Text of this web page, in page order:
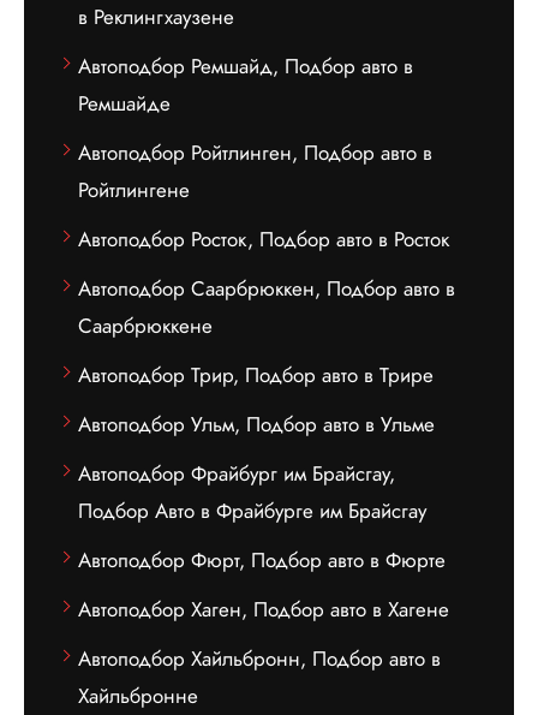
в Реклингхаузене
Автоподбор Ремшайд, Подбор авто в
Ремшайде
Автоподбор Ройтлинген, Подбор авто в
Ройтлингене
Автоподбор Росток, Подбор авто в Росток
Автоподбор Саарбрюккен, Подбор авто в
Саарбрюккене
Автоподбор Трир, Подбор авто в Трире
Автоподбор Ульм, Подбор авто в Ульме
Автоподбор Фрайбург им Брайсгау,
Подбор Авто в Фрайбурге им Брайсгау
Автоподбор Фюрт, Подбор авто в Фюрте
Автоподбор Хаген, Подбор авто в Хагене
Автоподбор Хайльбронн, Подбор авто в
Хайльбронне